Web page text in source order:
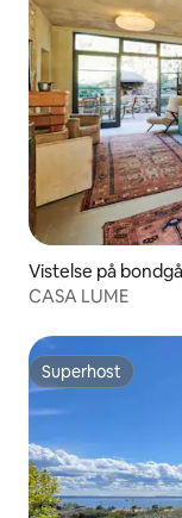
Vistelse på
CASA LUME
Superhost
Superhost